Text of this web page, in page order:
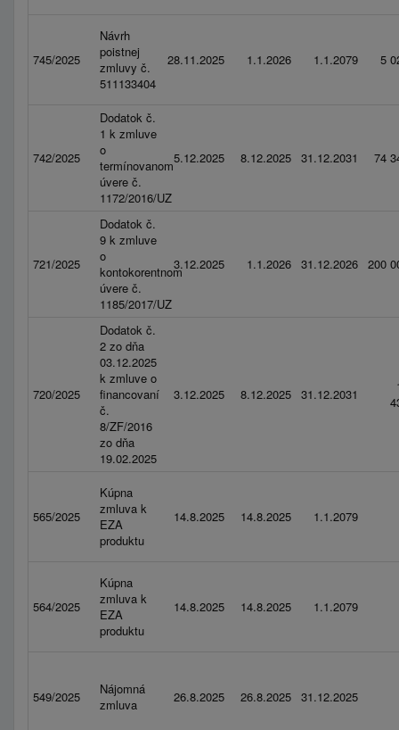
745/2025
Návrh
poistnej
zmluvy č.
511133404
28.11.2025 1.1.2026 1.1.2079 5
742/2025
Dodatok č.
1 k zmluve
o
termínovanom
úvere č.
1172/2016/UZ
5.12.2025 8.12.2025 31.12.2031 74
721/2025
Dodatok č.
9 k zmluve
o
kontokorentnom
úvere č.
1185/2017/UZ
3.12.2025 1.1.2026 31.12.2026 200
720/2025
Dodatok č.
2 zo dňa
03.12.2025
k zmluve o
financovaní
č.
8/ZF/2016
zo dňa
19.02.2025
3.12.2025 8.12.2025 31.12.2031
565/2025
Kúpna
zmluva k
EZA
produktu
14.8.2025 14.8.2025 1.1.2079
564/2025
Kúpna
zmluva k
EZA
produktu
14.8.2025 14.8.2025 1.1.2079
549/2025
Nájomná
zmluva
26.8.2025 26.8.2025 31.12.2025